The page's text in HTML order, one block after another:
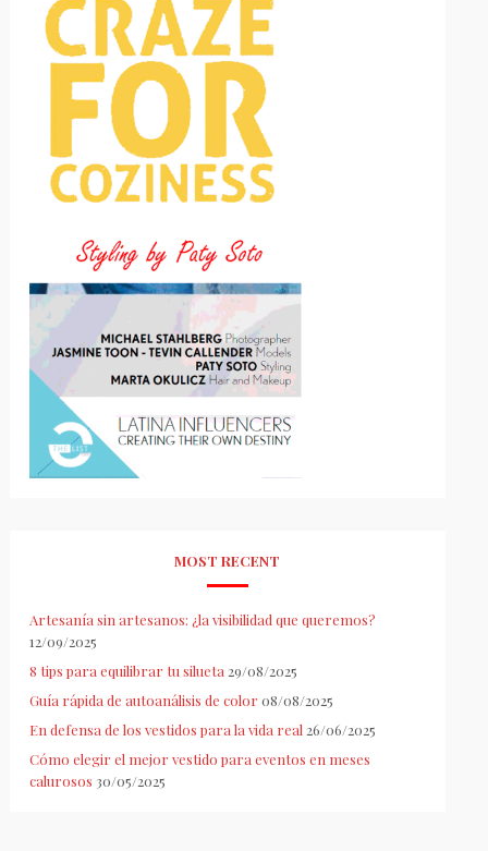
MOST RECENT
Artesanía sin artesanos: ¿la visibilidad que queremos?
12/09/2025
8 tips para equilibrar tu silueta 29/08/2025
Guía rápida de autoanálisis de color 08/08/2025
En defensa de los vestidos para la vida real 26/06/2025
Cómo elegir el mejor vestido para eventos en meses
calurosos 30/05/2025